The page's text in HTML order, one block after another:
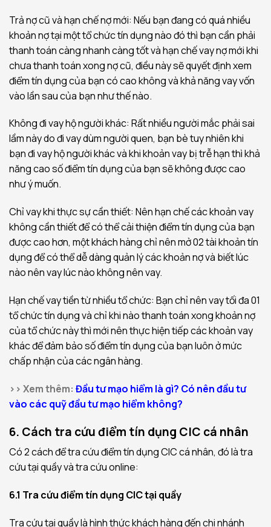
Trả nợ cũ và hạn chế nợ mới: Nếu bạn đang có quá nhiều
khoản nợ tại một tổ chức tín dụng nào đó thì bạn cần phải
thanh toán càng nhanh càng tốt và hạn chế vay nợ mới khi
chưa thanh toán xong nợ cũ, điều này sẽ quyết định xem
điểm tín dụng của bạn có cao không và khả năng vay vốn
vào lần sau của bạn như thế nào.
Không đi vay hộ người khác: Rất nhiều người mắc phải sai
lầm này do đi vay dùm người quen, bạn bè tuy nhiên khi
bạn đi vay hộ người khác và khi khoản vay bị trễ hạn thì khả
năng cao số điểm tín dụng của bạn sẽ không được cao
như ý muốn.
Chỉ vay khi thực sự cần thiết: Nên hạn chế các khoản vay
không cần thiết để có thể cải thiện điểm tín dụng của bạn
được cao hơn, một khách hàng chỉ nên mở 02 tài khoản tín
dụng để có thể dễ dàng quản lý các khoản nợ và biết lúc
nào nên vay lúc nào không nên vay.
Hạn chế vay tiền từ nhiều tổ chức: Bạn chỉ nên vay tối đa 01
tổ chức tín dụng và chỉ khi nào thanh toán xong khoản nợ
của tổ chức này thì mới nên thực hiện tiếp các khoản vay
khác để đảm bảo số điểm tín dụng của bạn luôn ở mức
chấp nhận của các ngân hàng.
>> Xem thêm: Đầu tư mạo hiểm là gì? Có nên đầu tư
vào các quỹ đầu tư mạo hiểm không?
6. Cách tra cứu điểm tín dụng CIC cá nhân
Có 2 cách để tra cứu điểm tín dụng CIC cá nhân, đó là tra
cứu tại quầy và tra cứu online:
6.1 Tra cứu điểm tín dụng CIC tại quầy
Tra cứu tại quầy là hình thức khách hàng đến chi nhánh